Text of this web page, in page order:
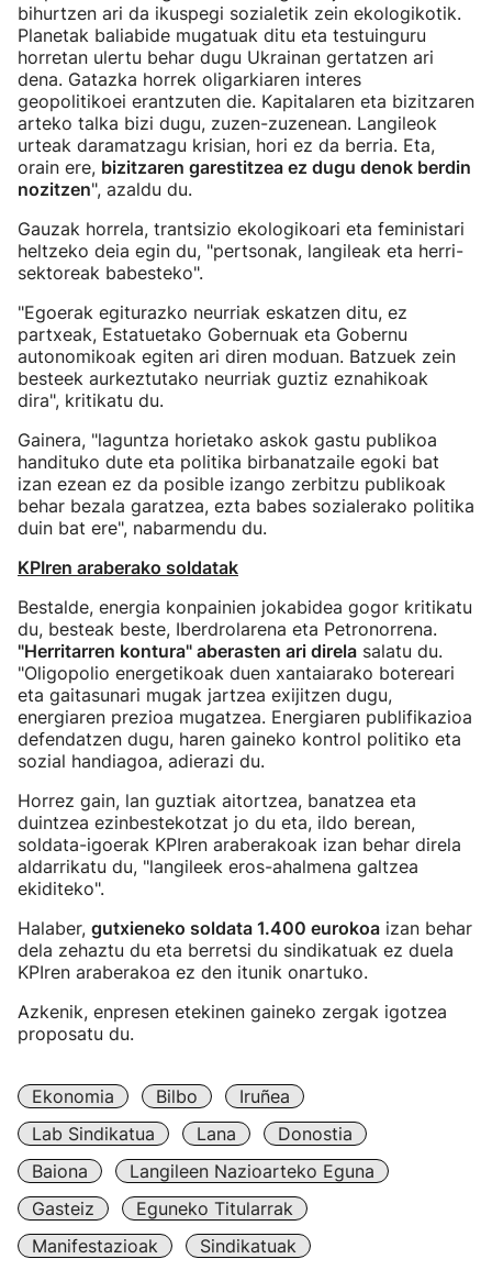
bihurtzen ari da ikuspegi sozialetik zein ekologikotik.
Planetak baliabide mugatuak ditu eta testuinguru
horretan ulertu behar dugu Ukrainan gertatzen ari
dena. Gatazka horrek oligarkiaren interes
geopolitikoei erantzuten die. Kapitalaren eta bizitzaren
arteko talka bizi dugu, zuzen-zuzenean. Langileok
urteak daramatzagu krisian, hori ez da berria. Eta,
orain ere, bizitzaren garestitzea ez dugu denok berdin
nozitzen", azaldu du.
Gauzak horrela, trantsizio ekologikoari eta feministari
heltzeko deia egin du, "pertsonak, langileak eta herri-
sektoreak babesteko".
"Egoerak egiturazko neurriak eskatzen ditu, ez
partxeak, Estatuetako Gobernuak eta Gobernu
autonomikoak egiten ari diren moduan. Batzuek zein
besteek aurkeztutako neurriak guztiz eznahikoak
dira", kritikatu du.
Gainera, "laguntza horietako askok gastu publikoa
handituko dute eta politika birbanatzaile egoki bat
izan ezean ez da posible izango zerbitzu publikoak
behar bezala garatzea, ezta babes sozialerako politika
duin bat ere", nabarmendu du.
KPIren araberako soldatak
Bestalde, energia konpainien jokabidea gogor kritikatu
du, besteak beste, Iberdrolarena eta Petronorrena.
"Herritarren kontura" aberasten ari direla salatu du.
"Oligopolio energetikoak duen xantaiarako botereari
eta gaitasunari mugak jartzea exijitzen dugu,
energiaren prezioa mugatzea. Energiaren publifikazioa
defendatzen dugu, haren gaineko kontrol politiko eta
sozial handiagoa, adierazi du.
Horrez gain, lan guztiak aitortzea, banatzea eta
duintzea ezinbestekotzat jo du eta, ildo berean,
soldata-igoerak KPIren araberakoak izan behar direla
aldarrikatu du, "langileek eros-ahalmena galtzea
ekiditeko".
Halaber, gutxieneko soldata 1.400 eurokoa izan behar
dela zehaztu du eta berretsi du sindikatuak ez duela
KPIren araberakoa ez den itunik onartuko.
Azkenik, enpresen etekinen gaineko zergak igotzea
proposatu du.
Ekonomia Bilbo
Iruñea
Lab Sindikatua
Lana
Donostia
Baiona
Langileen Nazioarteko Eguna
Gasteiz
Eguneko Titularrak
Manifestazioak
Sindikatuak